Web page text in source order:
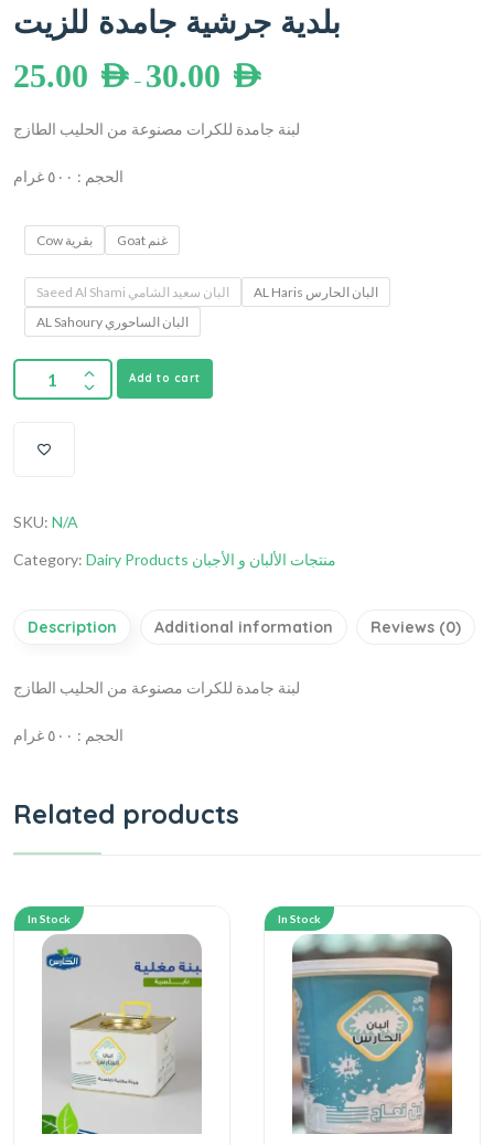
بلدية جرشية جامدة للزيت
25.00 AED – 30.00 AED
لبنة جامدة للكرات مصنوعة من الحليب الطازج
الحجم : ٥٠٠ غرام
Cow بقرية Goat غنم
Saeed Al Shami البان سعيد الشامي
AL Haris البان الحارس
AL Sahoury البان الساحوري
Add to cart
SKU: N/A
Category:
Dairy Products منتجات الألبان و الأجبان
Description Additional information Reviews (0)
لبنة جامدة للكرات مصنوعة من الحليب الطازج
الحجم : ٥٠٠ غرام
Related products
In Stock In Stock